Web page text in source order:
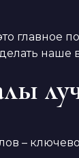
главное
–